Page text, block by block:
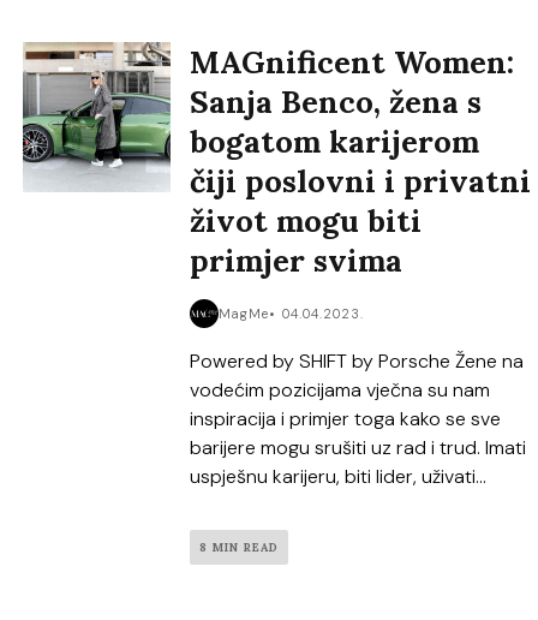
MAGnificent Women:
Sanja Benco, žena s
bogatom karijerom
čiji poslovni i privatni
život mogu biti
primjer svima
MagMe 04.04.2023.
Powered by SHIFT by Porsche Žene na
vodećim pozicijama vječna su nam
inspiracija i primjer toga kako se sve
barijere mogu srušiti uz rad i trud. Imati
uspješnu karijeru, biti lider, uživati...
8 MIN READ